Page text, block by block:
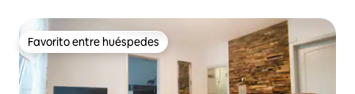
Favorito entre huéspedes
Favorito entre huéspedes